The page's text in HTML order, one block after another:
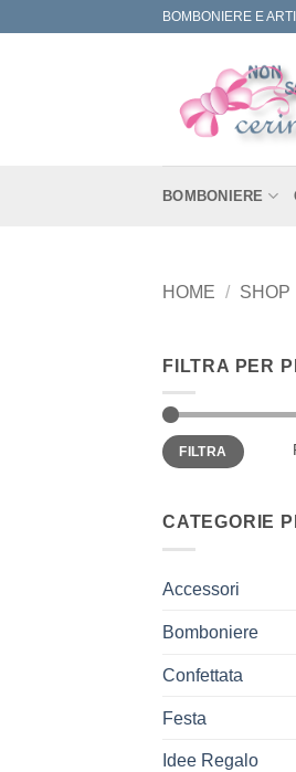
BOMBONIERE E
BOMBONIERE
HOME / SHOP
FILTRA PER
Prezzo
Min
Prezzo
MaxFILTRA
CATEGORIE
Accessori
Bomboniere
Confettata
Festa
Idee Regalo